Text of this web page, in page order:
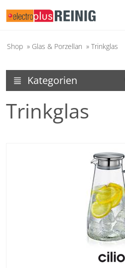
Shop » Glas & Porzellan » Trinkglas
menu Kategorien
Trinkglas